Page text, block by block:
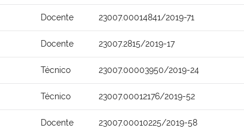
Docente 23007.00014841/2019-71
Docente 23007.2815/2019-17
Técnico 23007.00003950/2019-24
Técnico 23007.00012176/2019-52
Docente 23007.00010225/2019-58